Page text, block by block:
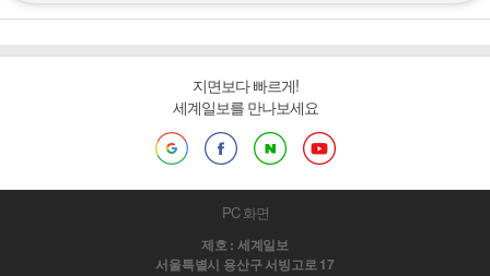
지면보다 빠르게!
세계일보를 만나보세요
PC 화면
제호 : 세계일보
서울특별시 용산구 서빙고로 17